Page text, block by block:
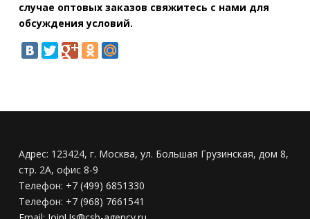
случае оптовых заказов свяжитесь с нами для
обсуждения условий.
Адрес: 123424, г. Москва, ул. Большая Грузинская, дом 8,
стр. 2А, офис 8-9
Телефон: +7 (499) 6851330
Телефон: +7 (968) 7661541